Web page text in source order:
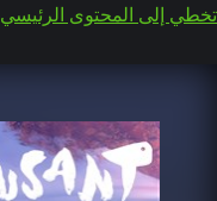
تخطي إلى المحتوى الرئيسي